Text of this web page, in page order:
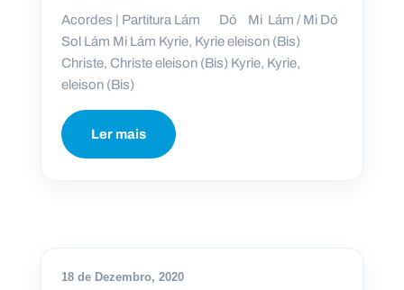
Acordes | Partitura Lám Dó Mi Lám / Mi Dó
Sol Lám Mi Lám Kyrie, Kyrie eleison (Bis)
Christe, Christe eleison (Bis) Kyrie, Kyrie,
eleison (Bis)
Ler mais
18 de Dezembro, 2020